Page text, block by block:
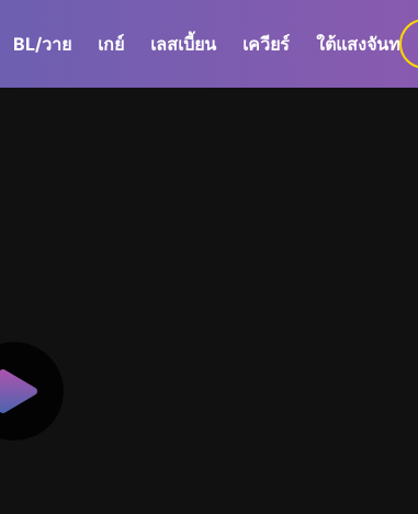
BL/วาย เกย์ เลสเบี้ยน เควียร์ ใต้แสงจันทร์